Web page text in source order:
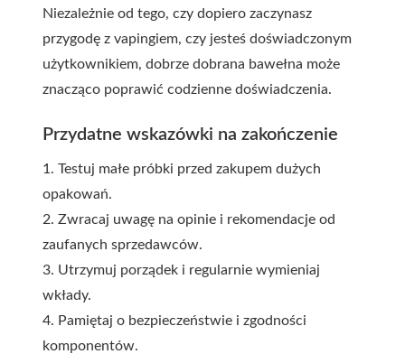
Niezależnie od tego, czy dopiero zaczynasz
przygodę z vapingiem, czy jesteś doświadczonym
użytkownikiem, dobrze dobrana bawełna może
znacząco poprawić codzienne doświadczenia.
Przydatne wskazówki na zakończenie
1. Testuj małe próbki przed zakupem dużych
opakowań.
2. Zwracaj uwagę na opinie i rekomendacje od
zaufanych sprzedawców.
3. Utrzymuj porządek i regularnie wymieniaj
wkłady.
4. Pamiętaj o bezpieczeństwie i zgodności
komponentów.